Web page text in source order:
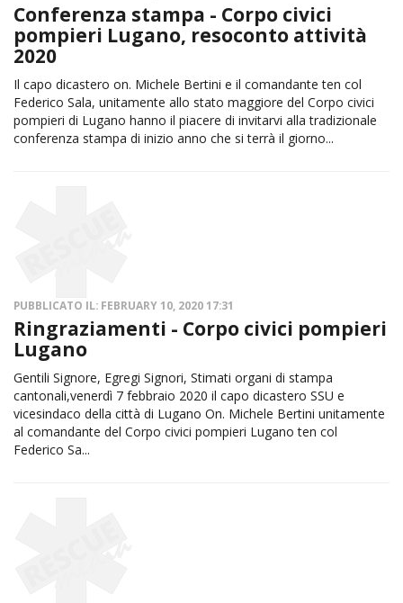
Conferenza stampa - Corpo civici
pompieri Lugano, resoconto attività
2020
Il capo dicastero on. Michele Bertini e il comandante ten col
Federico Sala, unitamente allo stato maggiore del Corpo civici
pompieri di Lugano hanno il piacere di invitarvi alla tradizionale
conferenza stampa di inizio anno che si terrà il giorno...
PUBBLICATO IL: FEBRUARY 10, 2020 17:31
Ringraziamenti - Corpo civici pompieri
Lugano
Gentili Signore, Egregi Signori, Stimati organi di stampa
cantonali,venerdì 7 febbraio 2020 il capo dicastero SSU e
vicesindaco della città di Lugano On. Michele Bertini unitamente
al comandante del Corpo civici pompieri Lugano ten col
Federico Sa...